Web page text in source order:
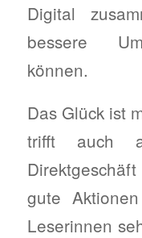
Digital
bessere
können.
Das Glück ist
trifft auch
gute
Leserinnen